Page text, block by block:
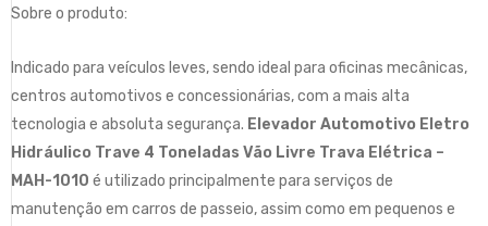
Sobre o produto:
Indicado para veículos leves, sendo ideal para oficinas mecânicas,
centros automotivos e concessionárias, com a mais alta
tecnologia e absoluta segurança. Elevador Automotivo Eletro
Hidráulico Trave 4 Toneladas Vão Livre Trava Elétrica –
MAH-1010 é utilizado principalmente para serviços de
manutenção em carros de passeio, assim como em pequenos e